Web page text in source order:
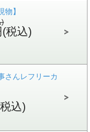
物】
)
税込)
さんレフリーカ
込)